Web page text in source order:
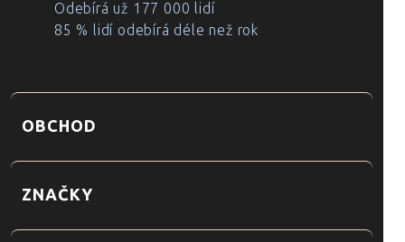
Odebírá už 177 000 lidí
85 % lidí odebírá déle než rok
OBCHOD
ZNAČKY